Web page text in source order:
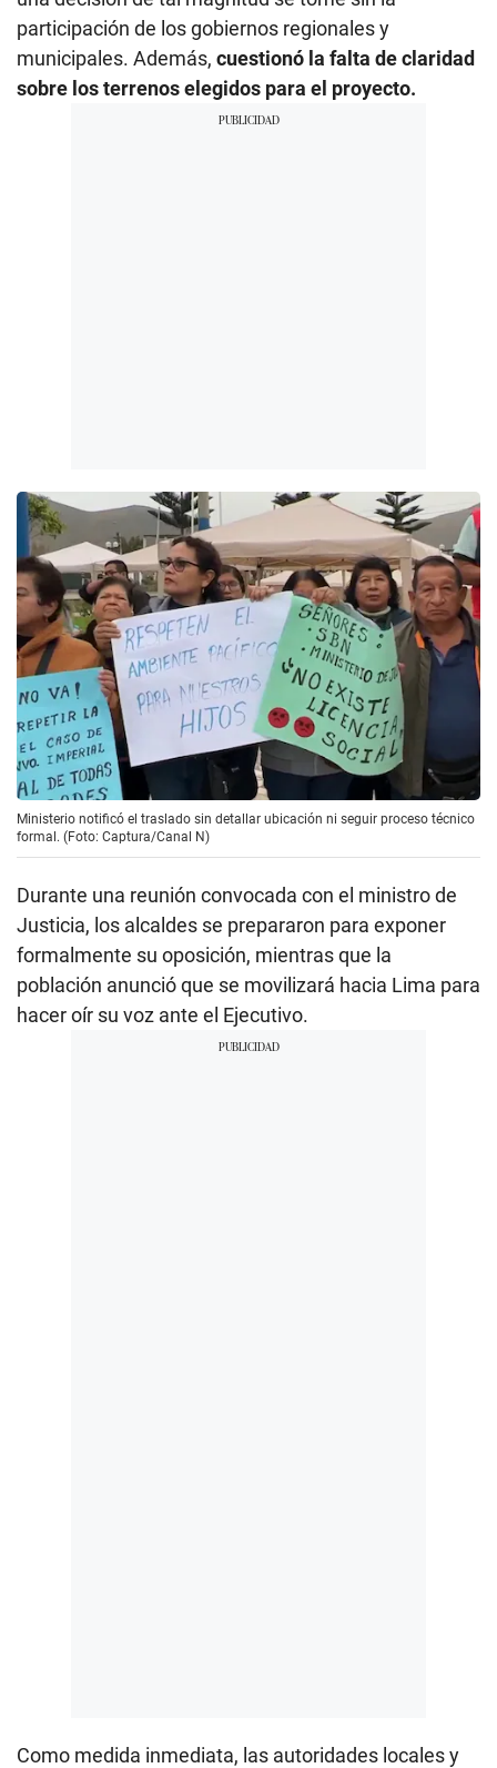
participación de los gobiernos regionales y
municipales. Además, cuestionó la falta de claridad
sobre los terrenos elegidos para el proyecto.
Ministerio notificó el traslado sin detallar ubicación ni seguir proceso técnico
formal. (Foto: Captura/Canal N)
Durante una reunión convocada con el ministro de
Justicia, los alcaldes se prepararon para exponer
formalmente su oposición, mientras que la
población anunció que se movilizará hacia Lima para
hacer oír su voz ante el Ejecutivo.
Como medida inmediata, las autoridades locales y